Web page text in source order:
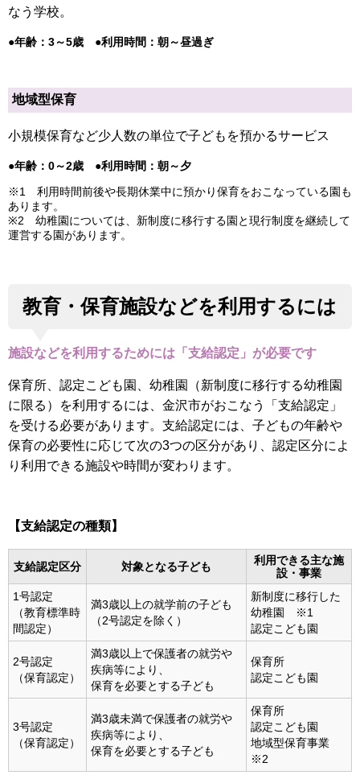
なう学校。
●年齢：3～5歳 ●利用時間：朝～昼過ぎ
地域型保育
小規模保育など少人数の単位で子どもを預かるサービス
●年齢：0～2歳 ●利用時間：朝～夕
※1 利用時間前後や長期休業中に預かり保育をおこなっている園も
あります。
※2 幼稚園については、新制度に移行する園と現行制度を継続して
運営する園があります。
教育・保育施設などを利用するには
施設などを利用するためには「支給認定」が必要です
保育所、認定こども園、幼稚園（新制度に移行する幼稚園
に限る）を利用するには、金沢市がおこなう「支給認定」
を受ける必要があります。支給認定には、子どもの年齢や
保育の必要性に応じて次の3つの区分があり、認定区分によ
り利用できる施設や時間が変わります。
【支給認定の種類】
支給認定区分 対象となる子ども
利用できる主な施
設・事業
1号認定
（教育標準時
間認定）
満3歳以上の就学前の子ども
（2号認定を除く）
新制度に移行した
幼稚園 ※1
認定こども園
2号認定
（保育認定）
満3歳以上で保護者の就労や
疾病等により、
保育を必要とする子ども
保育所
認定こども園
3号認定
（保育認定）
満3歳未満で保護者の就労や
疾病等により、
保育を必要とする子ども
保育所
認定こども園
地域型保育事業
※2